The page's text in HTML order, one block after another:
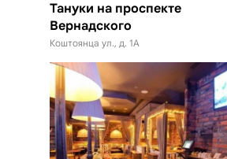
Тануки на проспекте
Вернадского
Коштоянца ул., д. 1А